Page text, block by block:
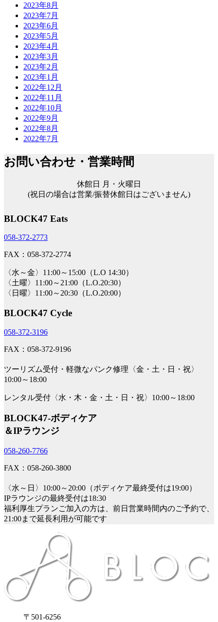
2023年8月
2023年7月
2023年6月
2023年5月
2023年4月
2023年3月
2023年2月
2023年1月
2022年12月
2022年11月
2022年10月
2022年9月
2022年8月
2022年7月
お問い合わせ・営業時間
休館日 月・火曜日
(祝日の場合は営業/振替休館日はございません)
BLOCK47 Eats
058-372-2773
FAX：058-372-2774
〈水～金〉11:00～15:00（L.O 14:30）
〈土曜〉11:00～21:00（L.O.20:30）
〈日曜〉11:00～20:30（L.O.20:00）
BLOCK47 Cycle
058-372-3196
FAX：058-372-9196
ツーリズム受付・軽微なパンク修理〈金・土・日・祝〉
10:00～18:00
レンタル受付〈水・木・金・土・日・祝〉10:00～18:00
BLOCK47‐ボディケア
＆IPラウンジ
058-260-7766
FAX：058-260-3800
〈水～日〉10:00～20:00（ボディケア最終受付は19:00）
IPラウンジの最終受付は18:30
福利厚生プランご加入の方は、前日営業時間内のご予約で、
21:00まで延長利用が可能です
〒501-6256